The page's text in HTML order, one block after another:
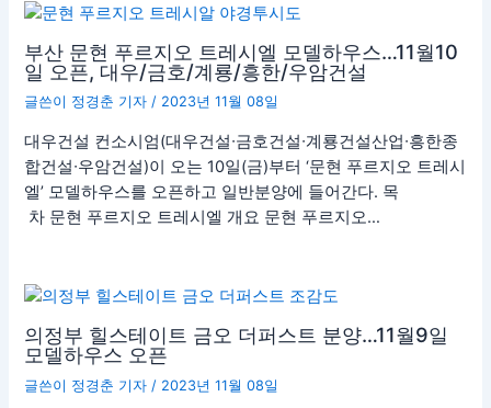
부산 문현 푸르지오 트레시엘 모델하우스…11월10
일 오픈, 대우/금호/계룡/흥한/우암건설
글쓴이 정경춘 기자/ 2023년 11월 08일
대우건설 컨소시엄(대우건설∙금호건설∙계룡건설산업∙흥한종
합건설∙우암건설)이 오는 10일(금)부터 ‘문현 푸르지오 트레시
엘’ 모델하우스를 오픈하고 일반분양에 들어간다. 목
차 문현 푸르지오 트레시엘 개요 문현 푸르지오…
의정부 힐스테이트 금오 더퍼스트 분양…11월9일
모델하우스 오픈
글쓴이 정경춘 기자 / 2023년 11월 08일